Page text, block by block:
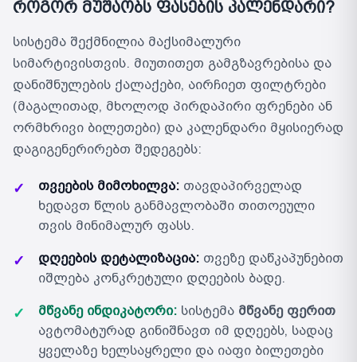
როგორ მუშაობს ფასების კალენდარი?
სისტემა შექმნილია მაქსიმალური
სიმარტივისთვის. მიუთითეთ გამგზავრებისა და
დანიშნულების ქალაქები, აირჩიეთ ფილტრები
(მაგალითად, მხოლოდ პირდაპირი ფრენები ან
ორმხრივი ბილეთები) და კალენდარი მყისიერად
დაგიგენერირებთ შედეგებს:
✓ თვეების მიმოხილვა: თავდაპირველად
ხედავთ წლის განმავლობაში თითოეული
თვის მინიმალურ ფასს.
✓ დღეების დეტალიზაცია: თვეზე დაწკაპუნებით
იშლება კონკრეტული დღეების ბადე.
✓ მწვანე ინდიკატორი: სისტემა მწვანე ფერით
ავტომატურად გინიშნავთ იმ დღეებს, სადაც
ყველაზე ხელსაყრელი და იაფი ბილეთები